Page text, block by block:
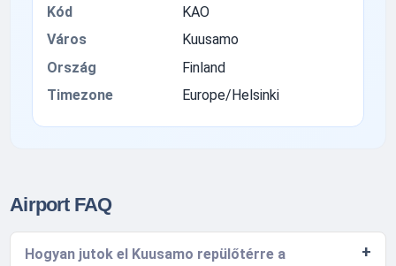
Kód
KAO
Város
Kuusamo
Ország
Finland
Timezone
Europe/Helsinki
Airport FAQ
Hogyan jutok el Kuusamo repülőtérre a